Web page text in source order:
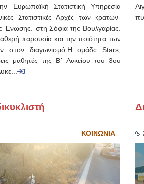
Ευρωπαϊκή Στατιστική Υπηρεσία
Στατιστικές Αρχές των κρατών-
Ένωσης, στη Σόφια της Βουλγαρίας,
παρουσία και την ποιότητα των
στον διαγωνισμό.Η ομάδα Stars,
μαθητές της Β΄ Λυκείου του 3oυ
ΚΟΙΝΩΝΙΑ